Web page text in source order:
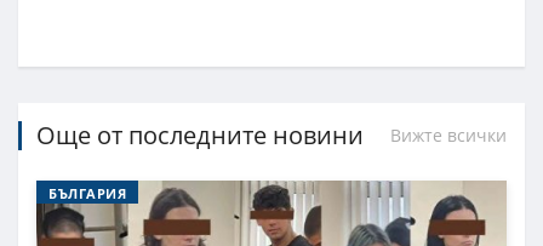
Още от последните новини Вижте всички
БЪЛГАРИЯ